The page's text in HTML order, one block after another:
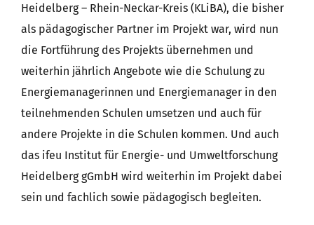
Heidelberg – Rhein-Neckar-Kreis (KLiBA), die bisher
als pädagogischer Partner im Projekt war, wird nun
die Fortführung des Projekts übernehmen und
weiterhin jährlich Angebote wie die Schulung zu
Energiemanagerinnen und Energiemanager in den
teilnehmenden Schulen umsetzen und auch für
andere Projekte in die Schulen kommen. Und auch
das ifeu Institut für Energie- und Umweltforschung
Heidelberg gGmbH wird weiterhin im Projekt dabei
sein und fachlich sowie pädagogisch begleiten.